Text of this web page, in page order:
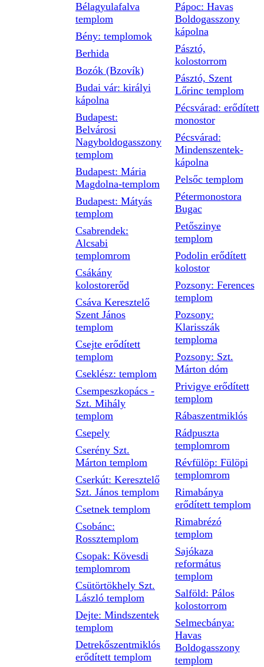
Bélagyulafalva
templom
Bény: templomok
Berhida
Bozók (Bzovík)
Budai vár: királyi
kápolna
Budapest:
Belvárosi
Nagyboldogasszony
templom
Budapest: Mária
Magdolna-templom
Budapest: Mátyás
templom
Csabrendek:
Alcsabi
templomrom
Csákány
kolostorerőd
Csáva Keresztelő
Szent János
templom
Csejte erődített
templom
Cseklész: templom
Csempeszkopács -
Szt. Mihály
templom
Csepely
Cserény Szt.
Márton templom
Cserkút: Keresztelő
Szt. János templom
Csetnek templom
Csobánc:
Rossztemplom
Csopak: Kövesdi
templomrom
Csütörtökhely Szt.
László templom
Dejte: Mindszentek
templom
Detrekőszentmiklós
erődített templom
Pápoc: Havas
Boldogasszony
kápolna
Pásztó,
kolostorrom
Pásztó, Szent
Lőrinc templom
Pécsvárad: erődített
monostor
Pécsvárad:
Mindenszentek-
kápolna
Pelsőc templom
Pétermonostora
Bugac
Petőszinye
templom
Podolin erődített
kolostor
Pozsony: Ferences
templom
Pozsony:
Klarisszák
temploma
Pozsony: Szt.
Márton dóm
Privigye erődített
templom
Rábaszentmiklós
Rádpuszta
templomrom
Révfülöp: Fülöpi
templomrom
Rimabánya
erődített templom
Rimabrézó
templom
Sajókaza
református
templom
Salföld: Pálos
kolostorrom
Selmecbánya:
Havas
Boldogasszony
templom